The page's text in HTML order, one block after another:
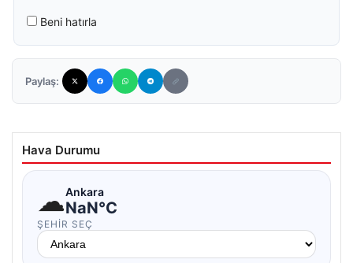
Beni hatırla
Paylaş:
Hava Durumu
☁Ankara
NaN°C
ŞEHIR SEÇ